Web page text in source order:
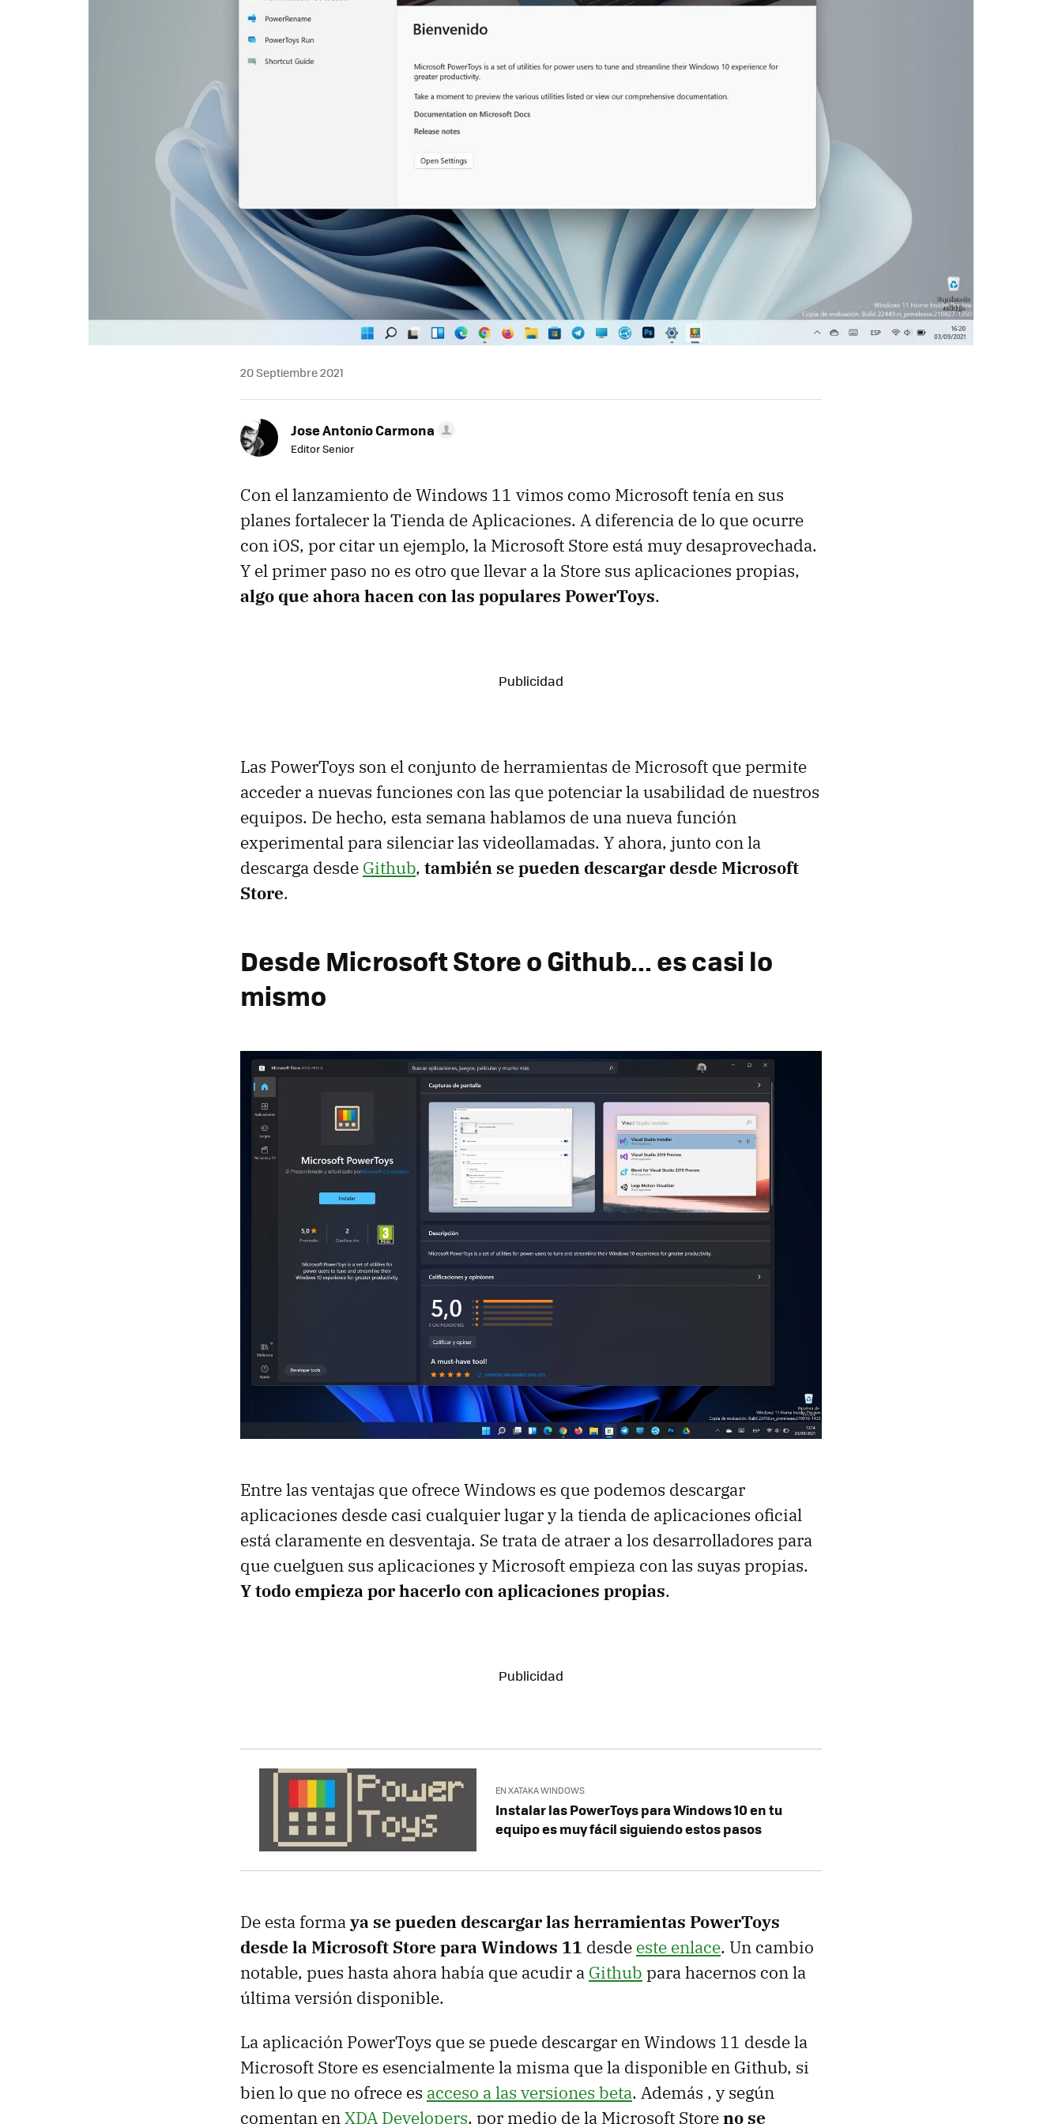
20 Septiembre 2021
Jose Antonio Carmona
Editor Senior
Con el lanzamiento de Windows 11 vimos como Microsoft tenía en sus
planes fortalecer la Tienda de Aplicaciones. A diferencia de lo que ocurre
con iOS, por citar un ejemplo, la Microsoft Store está muy desaprovechada.
Y el primer paso no es otro que llevar a la Store sus aplicaciones propias,
algo que ahora hacen con las populares PowerToys.
Las PowerToys son el conjunto de herramientas de Microsoft que permite
acceder a nuevas funciones con las que potenciar la usabilidad de nuestros
equipos. De hecho, esta semana hablamos de una nueva función
experimental para silenciar las videollamadas. Y ahora, junto con la
descarga desde Github, también se pueden descargar desde Microsoft
Store.
Desde Microsoft Store o Github... es casi lo
mismo
Entre las ventajas que ofrece Windows es que podemos descargar
aplicaciones desde casi cualquier lugar y la tienda de aplicaciones oficial
está claramente en desventaja. Se trata de atraer a los desarrolladores para
que cuelguen sus aplicaciones y Microsoft empieza con las suyas propias.
Y todo empieza por hacerlo con aplicaciones propias.
EN XATAKA WINDOWS
Instalar las PowerToys para Windows 10 en tu
equipo es muy fácil siguiendo estos pasos
De esta formaya se pueden descargar las herramientas PowerToys
desde la Microsoft Store para Windows 11 desde este enlace. Un cambio
notable, pues hasta ahora había que acudir a Github para hacernos con la
última versión disponible.
La aplicación PowerToys que se puede descargar en Windows 11 desde la
Microsoft Store es esencialmente la misma que la disponible en Github, si
bien lo que no ofrece es acceso a las versiones beta. Además , y según
comentan enXDA Developers, por medio de la Microsoft Storeno se